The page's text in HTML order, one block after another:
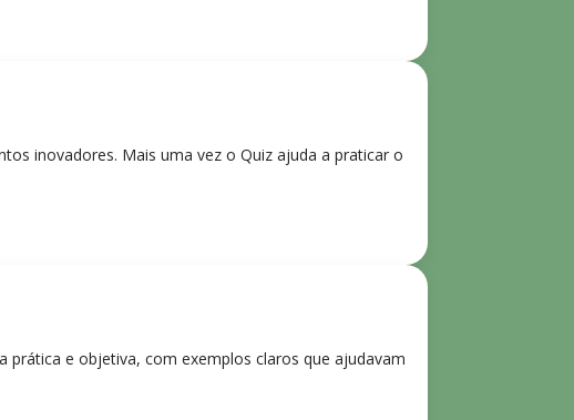
inovadores. Mais uma vez o Quiz ajuda a praticar o
prática e objetiva, com exemplos claros que ajudavam